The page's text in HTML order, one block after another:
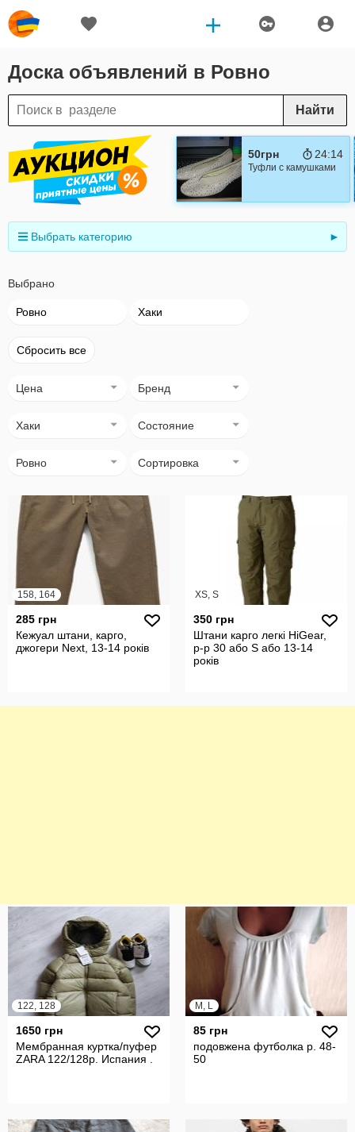
Доска объявлений в Ровно
Найти
50грн 24:13
Туфли с камушками
Выбрать категорию ►
Выбрано
Ровно Хаки
Сбросить все
Цена Бренд
Хаки Состояние
Ровно Сортировка
158, 164
285 грн
Кежуал штани, карго,
джогери Next, 13-14 років
XS, S
350 грн
Штани карго легкі HiGear,
р-р 30 або S або 13-14
років
122, 128
1650 грн
Мембранная куртка/пуфер
ZARA 122/128р. Испания .
M, L
85 грн
подовжена футболка р. 48-
50